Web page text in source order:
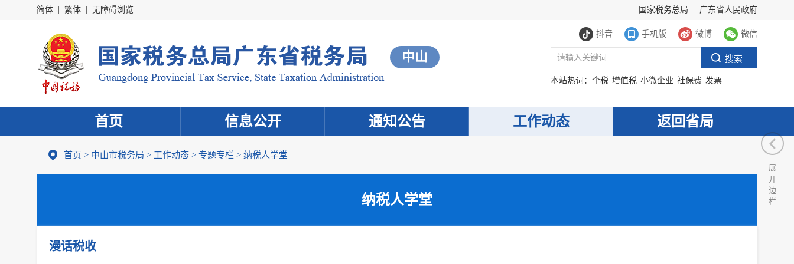
简体 繁体 无障碍浏览 国家税务总局 广东省人民政府
抖音 手机版 微博 微信
中山
本站热词： 个税 增值税 小微企业 社保费 发票
首页 信息公开 通知公告 工作动态 返回省局
首页 > 中山市税务局 > 工作动态 > 专题专栏 > 纳税人学堂
纳税人学堂
漫话税收
展
开
边
栏